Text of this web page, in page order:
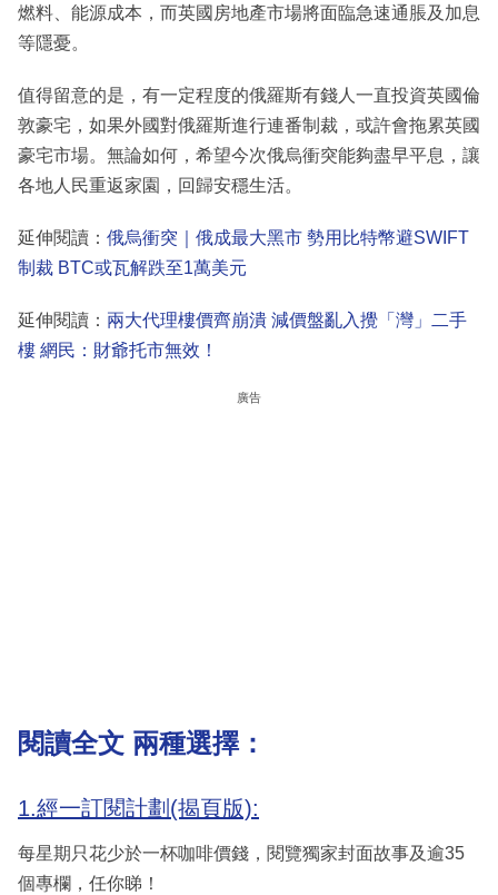
燃料、能源成本，而英國房地產市場將面臨急速通脹及加息
等隱憂。
值得留意的是，有一定程度的俄羅斯有錢人一直投資英國倫
敦豪宅，如果外國對俄羅斯進行連番制裁，或許會拖累英國
豪宅市場。無論如何，希望今次俄烏衝突能夠盡早平息，讓
各地人民重返家園，回歸安穩生活。
延伸閱讀： 俄烏衝突｜俄成最大黑市 勢用比特幣避SWIFT
制裁 BTC或瓦解跌至1萬美元
延伸閱讀： 兩大代理樓價齊崩潰 減價盤亂入攪「灣」二手
樓 網民：財爺托市無效！
廣告
閱讀全文 兩種選擇：
1.經一訂閱計劃(揭頁版):
每星期只花少於一杯咖啡價錢，閱覽獨家封面故事及逾35
個專欄，任你睇！